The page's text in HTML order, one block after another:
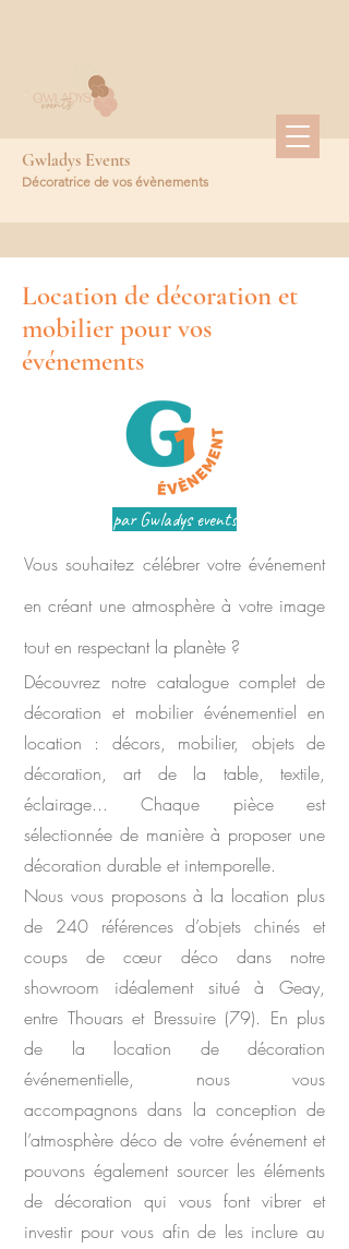
Gwladys Events
Décoratrice de vos évènements
Location de décoration et
mobilier pour vos
événements
par Gwladys events
Vous souhaitez célébrer votre événement
en créant une atmosphère à votre image
tout en respectant la planète ?
Découvrez notre catalogue complet de
décoration et mobilier événementiel en
location : décors, mobilier, objets de
décoration, art de la table, textile,
éclairage... Chaque pièce est
sélectionnée de manière à proposer une
décoration durable et intemporelle.
Nous vous proposons à la location plus
de 240 références d’objets chinés et
coups de cœur déco dans notre
showroom idéalement situé à Geay,
entre Thouars et Bressuire (79). En plus
de la location de décoration
événementielle, nous vous
accompagnons dans la conception de
l’atmosphère déco de votre événement et
pouvons également sourcer les éléments
de décoration qui vous font vibrer et
investir pour vous afin de les inclure au